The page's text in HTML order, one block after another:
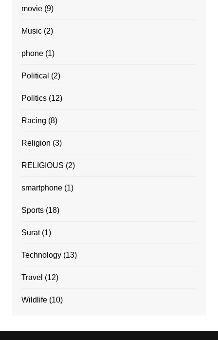
movie(9)
Music(2)
phone(1)
Political (2)
Politics(12)
Racing (8)
Religion (3)
RELIGIOUS (2)
smartphone(1)
Sports(18)
Surat(1)
Technology(13)
Travel (12)
Wildlife(10)